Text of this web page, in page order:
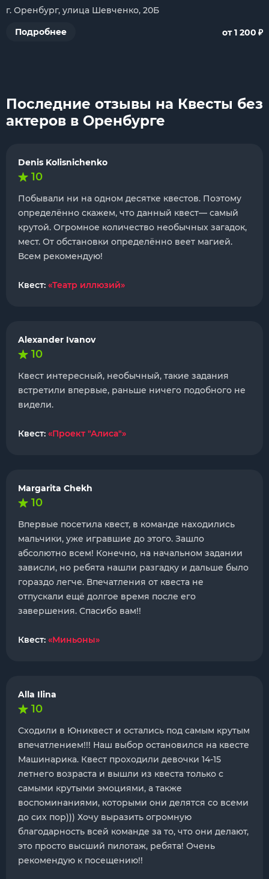
г. Оренбург, улица Шевченко, 20Б
Подробнее
от 1 200 ₽
Последние отзывы на Квесты без
актеров в Оренбурге
Denis Kolisnichenko
10
Побывали ни на одном десятке квестов. Поэтому
определённо скажем, что данный квест— самый
крутой. Огромное количество необычных загадок,
мест. От обстановки определённо веет магией.
Всем рекомендую!
Квест: «Театр иллюзий»
Alexander Ivanov
10
Квест интересный, необычный, такие задания
встретили впервые, раньше ничего подобного не
видели.
Квест: «Проект "Алиса"»
Margarita Chekh
10
Впервые посетила квест, в команде находились
мальчики, уже игравшие до этого. Зашло
абсолютно всем! Конечно, на начальном задании
зависли, но ребята нашли разгадку и дальше было
гораздо легче. Впечатления от квеста не
отпускали ещё долгое время после его
завершения. Спасибо вам!!
Квест: «Миньоны»
Alla Ilina
10
Сходили в Юниквест и остались под самым крутым
впечатлением!!! Наш выбор остановился на квесте
Машинарика. Квест проходили девочки 14-15
летнего возраста и вышли из квеста только с
самыми крутыми эмоциями, а также
воспоминаниями, которыми они делятся со всеми
до сих пор))) Хочу выразить огромную
благодарность всей команде за то, что они делают,
это просто высший пилотаж, ребята! Очень
рекомендую к посещению!!